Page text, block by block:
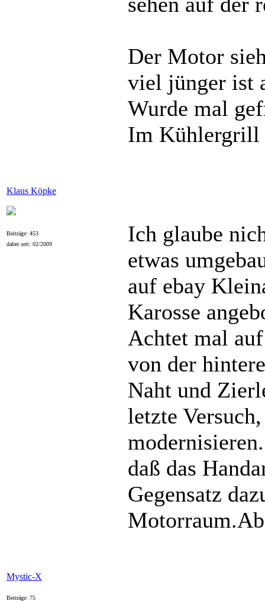
Der Motor
viel jünger ist
Wurde mal
Im Kühlergrill
Klaus Köpke
Beiträge: 453
dabei seit: 02/2009
Ich glaube
etwas
auf ebay
Karosse
Achtet mal
von der
Naht und
letzte
daß das
Gegensatz
Mystic-X
Beiträge: 75